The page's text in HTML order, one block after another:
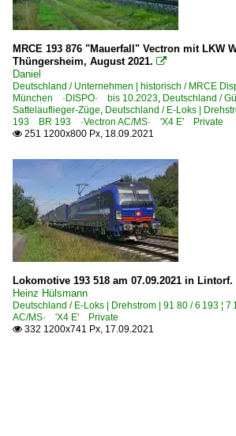
MRCE 193 876 "Mauerfall" Vectron mit LKW
Thüngersheim, August 2021. 
Daniel
Deutschland / Unternehmen | historisch / MRCE
München ·DISPO· bis 10.2023, Deutschland /
Sattelauflieger-Züge, Deutschland / E-Loks |
193 BR 193 ·Vectron AC/MS· 'X4 E' Private
 251 1200x800 Px, 18.09.2021
Lokomotive 193 518 am 07.09.2021 in Lintorf.
Heinz Hülsmann
Deutschland / E-Loks | Drehstrom | 91 80 / 6 193 ¦
AC/MS· 'X4 E' Private
 332 1200x741 Px, 17.09.2021